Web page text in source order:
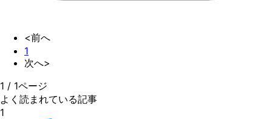
<前へ
1
次へ>
1 / 1ページ
よく読まれている記事
1